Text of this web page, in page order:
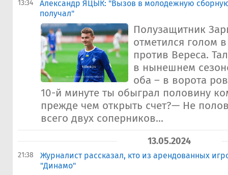
13:34
Александр ЯЦЫК: "Вызов в молодежную
получал"
Полузащитник
отметился голом
против Вереса.
в нынешнем
оба – в ворота
10-й минуте ты обыграл половину
прежде чем открыть счет?— Не
всего двух соперников...
13.05.2024
21:38
Журналист рассказал, кто из арендованных
"Динамо"